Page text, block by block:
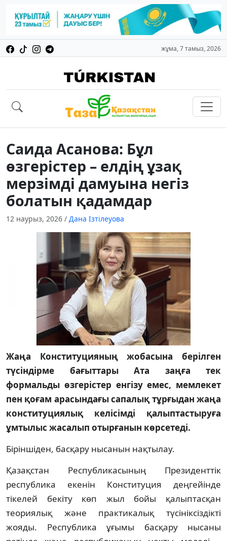
жұма, 7 тамыз, 2026
Саида Асанова: Бұл
өзгерістер – елдің ұзақ
мерзімді дамуына негіз
болатын қадамдар
12 наурыз, 2026 / Дана Ізтілеуова
Жаңа Конституцияның жобасына берілген
түсіндірме бағыттары Ата заңға тек
формальды өзгерістер енгізу емес, мемлекет
пен қоғам арасындағы сапалық тұрғыдан жаңа
конституциялық келісімді қалыптастыруға
ұмтылыс жасалып отырғанын көрсетеді.
Біріншіден, басқару нысанын нақтылау.
Қазақстан Республикасының Президенттік
республика екенін Конституция деңгейінде
тікелей бекіту көп жыл бойы қалыптасқан
теориялық және практикалық түсініксіздікті
жояды. Республика ұғымы басқару нысаны